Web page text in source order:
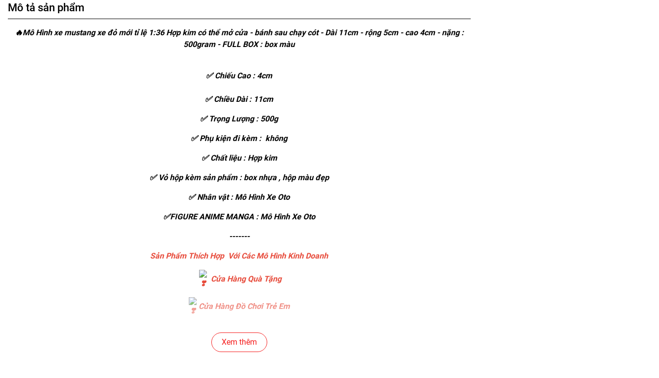
Mô tả sản phẩm
🔥Mô Hình xe mustang xe đỏ mới tỉ lệ 1:36 Hợp kim có thể mở cửa - bánh sau chạy cót - Dài 11cm - rộng 5cm - cao 4cm - nặng :
500gram - FULL BOX : box màu
✅ Chiếu Cao : 4cm
✅ Chiều Dài : 11cm
✅ Trọng Lượng : 500g
✅ Phụ kiện đi kèm : không
✅ Chất liệu : Hợp kim
✅ Vỏ hộp kèm sản phẩm : box nhựa , hộp màu đẹp
✅ Nhân vật : Mô Hình Xe Oto
✅FIGURE ANIME MANGA : Mô Hình Xe Oto
-------
Sản Phẩm Thích Hợp Với Các Mô Hình Kinh Doanh
Cửa Hàng Quà Tặng
Cửa Hàng Đồ Chơi Trẻ Em
Cửa Hàng Bánh Sinh Nhật
Xem thêm